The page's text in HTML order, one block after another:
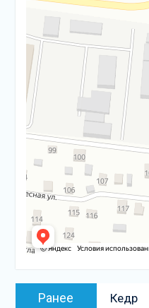
Навигация
Ранее Кедр